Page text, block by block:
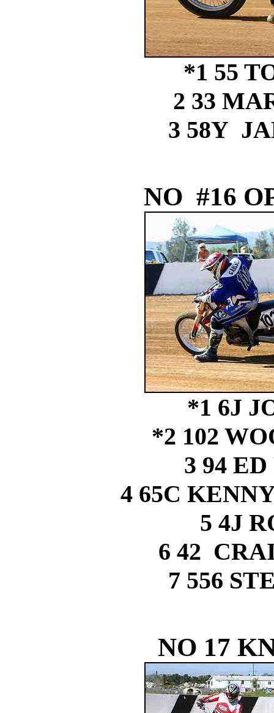
*1 55
2 33
3 58Y
NO #16
*1 6J
*2 102
3 94
4 65C
5 4J
6 42
7 556
NO 17